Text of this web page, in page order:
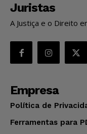
Juristas
A Justiça e o Direito
Empresa
Política de
Ferramentas para